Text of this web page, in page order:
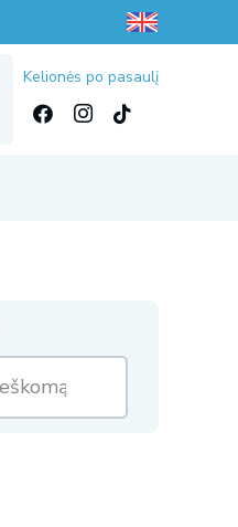
Kelionės po pasaulį